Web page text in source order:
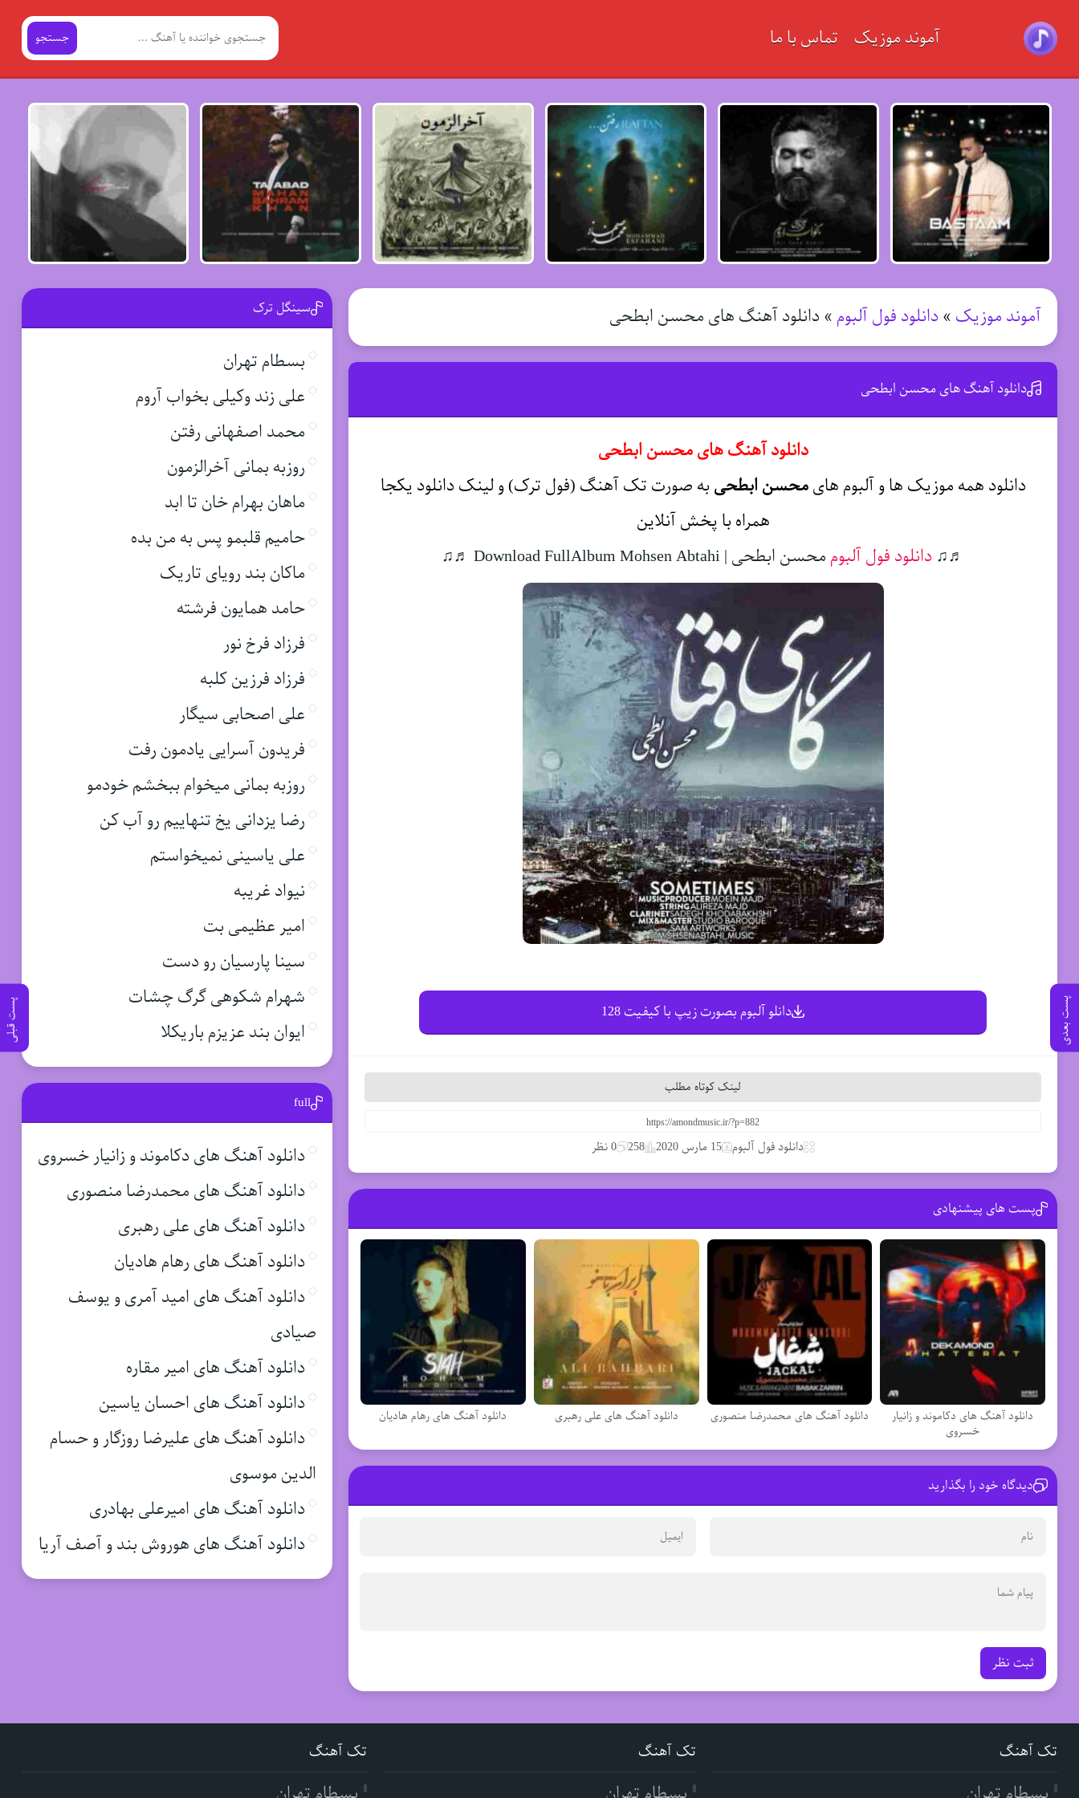
آموند موزیک تماس با ما جستجو
آموند موزیک »دانلود فول آلبوم »دانلود آهنگ های محسن ابطحی
پست بعدی پست قبلی
دانلود آهنگ های محسن ابطحی
دانلود آهنگ های محسن ابطحی
دانلود همه موزیک ها و آلبوم هایمحسن ابطحی به صورت تک آهنگ (فول ترک) و لینک دانلود یکجا
همراه با پخش آنلاین
♬♫ دانلود فول آلبوم محسن ابطحی | Download FullAlbum Mohsen Abtahi ♬♫
دانلو آلبوم بصورت زیپ با کیفیت 128
لینک کوتاه مطلب
دانلود فول آلبوم 15 مارس 2020 258 0 نظر
پست های پیشنهادی
دانلود آهنگ های دکاموند و زانیار
خسروی
دانلود آهنگ های محمدرضا منصوری دانلود آهنگ های علی رهبری دانلود آهنگ های رهام هادیان
دیدگاه خود را بگذارید
ثبت نظر
سینگل ترک
بسطام تهران
علی زند وکیلی بخواب آروم
محمد اصفهانی رفتن
روزبه بمانی آخرالزمون
ماهان بهرام خان تا ابد
حامیم قلبمو پس به من بده
ماکان بند رویای تاریک
حامد همایون فرشته
فرزاد فرخ نور
فرزاد فرزین کلبه
علی اصحابی سیگار
فریدون آسرایی یادمون رفت
روزبه بمانی میخوام ببخشم خودمو
رضا یزدانی یخ تنهاییم رو آب کن
علی یاسینی نمیخواستم
نیواد غریبه
امیر عظیمی بت
سینا پارسیان رو دست
شهرام شکوهی گرگ چشات
ایوان بند عزیزم باریکلا
full
دانلود آهنگ های دکاموند و زانیار خسروی
دانلود آهنگ های محمدرضا منصوری
دانلود آهنگ های علی رهبری
دانلود آهنگ های رهام هادیان
دانلود آهنگ های امید آمری و یوسف
صیادی
دانلود آهنگ های امیر مقاره
دانلود آهنگ های احسان یاسین
دانلود آهنگ های علیرضا روزگار و حسام
الدین موسوی
دانلود آهنگ های امیرعلی بهادری
دانلود آهنگ های هوروش بند و آصف آریا
تک آهنگ تک آهنگ تک آهنگ